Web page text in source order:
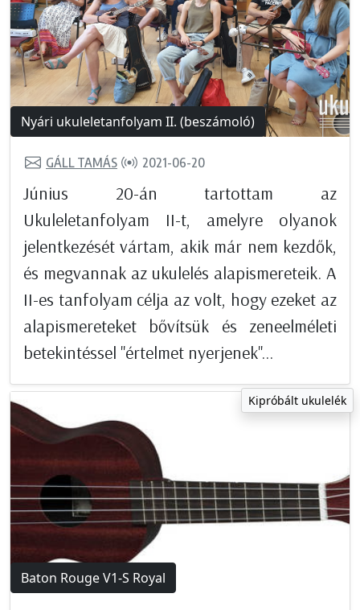
Nyári ukuleletanfolyam II. (beszámoló)
GÁLL TAMÁS 2021-06-20
Június 20-án tartottam az
Ukuleletanfolyam II-t, amelyre olyanok
jelentkezését vártam, akik már nem kezdők,
és megvannak az ukulelés alapismereteik. A
II-es tanfolyam célja az volt, hogy ezeket az
alapismereteket bővítsük és zeneelméleti
betekintéssel "értelmet nyerjenek"...
Kipróbált ukulelék
Baton Rouge V1-S Royal